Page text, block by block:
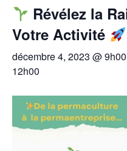
Révélez la
Votre Activité
décembre 4, 2023 @ 9h00
12h00